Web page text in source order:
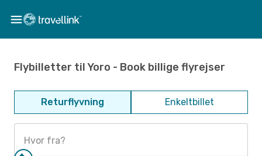
Flybilletter til Yoro - Book billige flyrejser
Returflyvning Enkeltbillet
Hvor fra?